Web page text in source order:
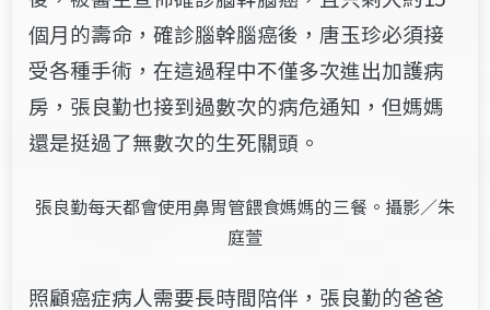
個月的壽命，確診腦幹腦癌後，唐玉珍必須接
受各種手術，在這過程中不僅多次進出加護病
房，張良勤也接到過數次的病危通知，但媽媽
還是挺過了無數次的生死關頭。
張良勤每天都會使用鼻胃管餵食媽媽的三餐。攝影／朱
庭萱
照顧癌症病人需要長時間陪伴，張良勤的爸爸